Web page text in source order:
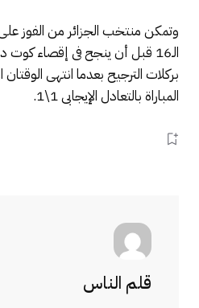
وتمكن منتخب الجزائر من الفوز
الـ16 قبل أن ينجح فى إقصاء كوت
بركلات الترجيح بعدما انتهى
المباراة بالتعادل الإيجابى 1\1.
قلم الناس